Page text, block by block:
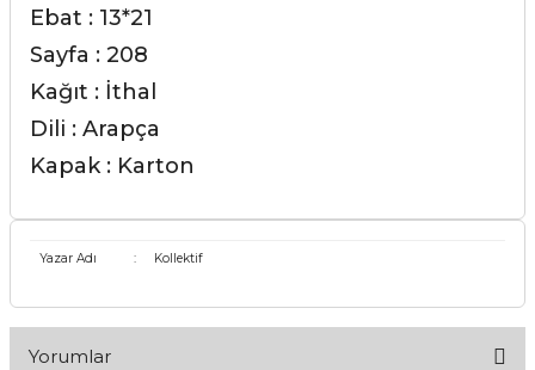
Ebat : 13*21
Sayfa : 208
Kağıt : İthal
Dili : Arapça
Kapak : Karton
Yazar Adı : Kollektif
Yorumlar